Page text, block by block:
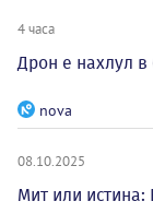
4 часа
Дрон е нахлул в
nova
08.10.2025
Мит или